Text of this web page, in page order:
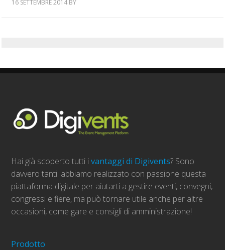
16 SETTEMBRE 2014 BY
Hai già scoperto tutti ivantaggi di Digivents? Sono
davvero tanti: abbiamo realizzato con passione questa
piattaforma digitale per aiutarti a gestire eventi, convegni,
congressi e fiere, ma può tornare utile anche per altre
occasioni, come gare e consigli di amministrazione!
Prodotto